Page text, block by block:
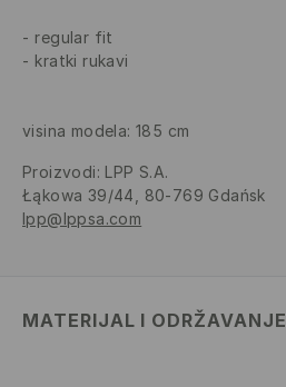
regular fit
kratki rukavi
visina modela: 185 cm
Proizvodi: LPP S.A.
Łąkowa 39/44, 80-769 Gdańsk
lpp@lppsa.com
MATERIJAL I ODRŽAVANJE